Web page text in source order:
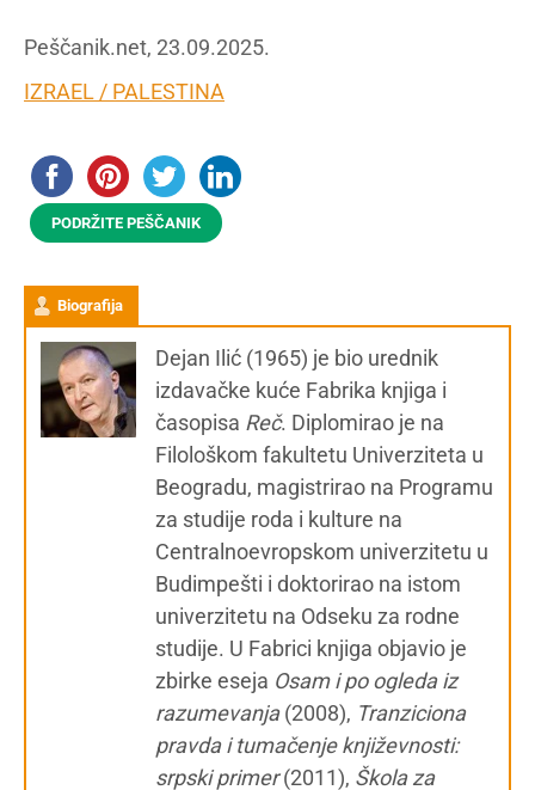
Peščanik.net, 23.09.2025.
IZRAEL / PALESTINA
PODRŽITE PEŠČANIK
Biografija
Dejan Ilić (1965) je bio urednik
izdavačke kuće Fabrika knjiga i
časopisa Reč. Diplomirao je na
Filološkom fakultetu Univerziteta u
Beogradu, magistrirao na Programu
za studije roda i kulture na
Centralnoevropskom univerzitetu u
Budimpešti i doktorirao na istom
univerzitetu na Odseku za rodne
studije. U Fabrici knjiga objavio je
zbirke eseja Osam i po ogleda iz
razumevanja(2008), Tranziciona
pravda i tumačenje književnosti:
srpski primer(2011), Škola za